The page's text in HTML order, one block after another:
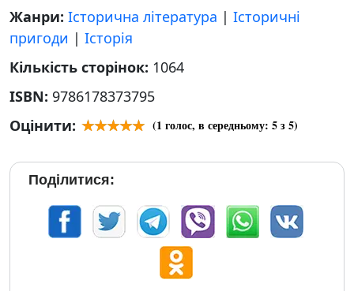
Жанри: Історична література | Історичні
пригоди | Історія
Кількість сторінок: 1064
ISBN: 9786178373795
Оцінити:
(1 голос, в середньому: 5з 5)
Поділитися: